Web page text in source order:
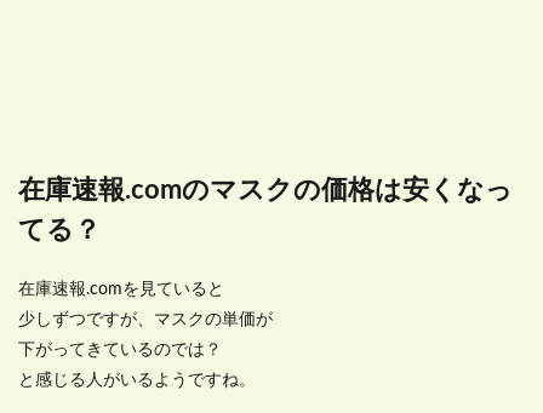
在庫速報.comのマスクの価格は安くなっ
てる？
在庫速報.comを見ていると
少しずつですが、マスクの単価が
下がってきているのでは？
と感じる人がいるようですね。